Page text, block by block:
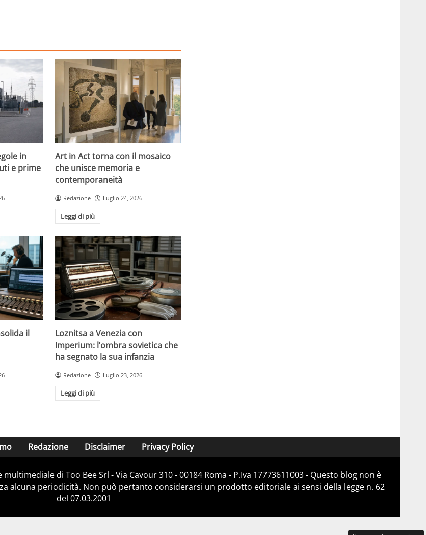
in
e prime
Art in Act torna con il mosaico
che unisce memoria e
contemporaneità
Redazione Luglio 24, 2026
Leggi di più
il
Loznitsa a Venezia con
Imperium: l’ombra sovietica che
ha segnato la sua infanzia
Redazione Luglio 23, 2026
Leggi di più
Redazione Disclaimer Privacy Policy
di Too Bee Srl - Via Cavour 310 - 00184 Roma - P.Iva 17773611003 - Questo blog non è
alcuna periodicità. Non può pertanto considerarsi un prodotto editoriale ai sensi della legge n. 62
del 07.03.2001